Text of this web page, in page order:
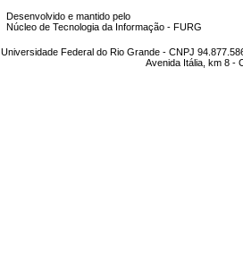
Desenvolvido e mantido pelo
Núcleo de Tecnologia da Informação - FURG
Universidade Federal do Rio Grande - CNPJ
Avenida Itália, km 8 -